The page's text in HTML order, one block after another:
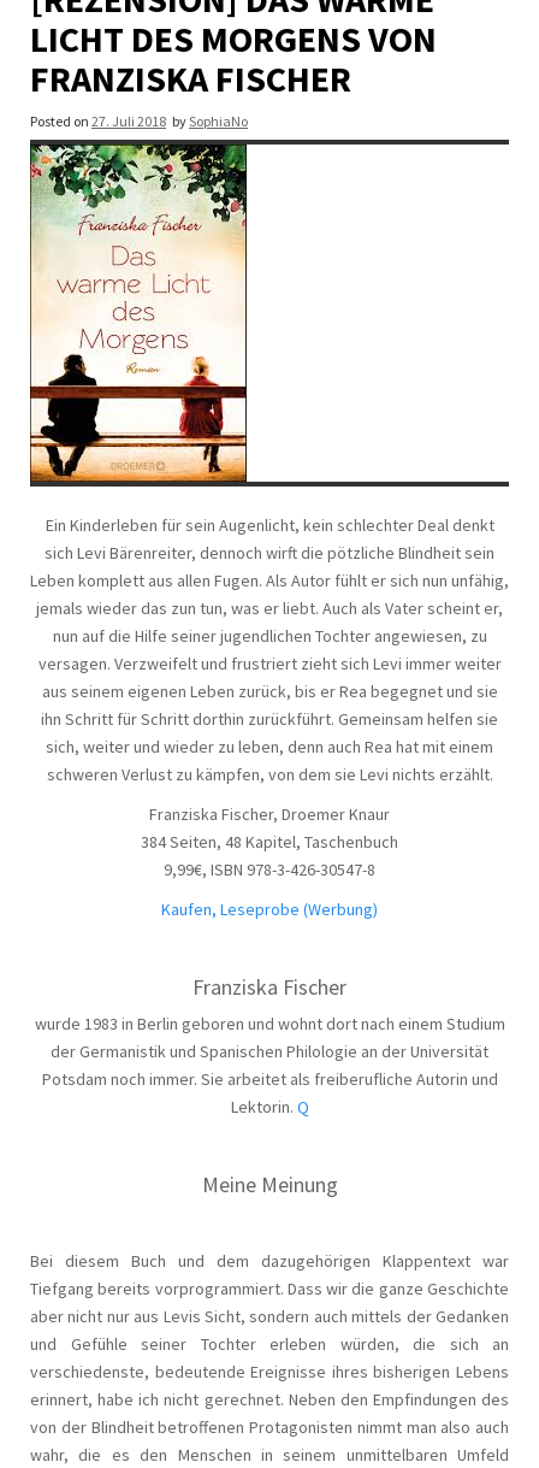
LICHT DES MORGENS VON
FRANZISKA FISCHER
Posted on 27. Juli 2018 bySophiaNo
Ein Kinderleben für sein Augenlicht, kein schlechter Deal denkt
sich Levi Bärenreiter, dennoch wirft die pötzliche Blindheit sein
Leben komplett aus allen Fugen. Als Autor fühlt er sich nun unfähig,
jemals wieder das zun tun, was er liebt. Auch als Vater scheint er,
nun auf die Hilfe seiner jugendlichen Tochter angewiesen, zu
versagen. Verzweifelt und frustriert zieht sich Levi immer weiter
aus seinem eigenen Leben zurück, bis er Rea begegnet und sie
ihn Schritt für Schritt dorthin zurückführt. Gemeinsam helfen sie
sich, weiter und wieder zu leben, denn auch Rea hat mit einem
schweren Verlust zu kämpfen, von dem sie Levi nichts erzählt.
Franziska Fischer, Droemer Knaur
384 Seiten, 48 Kapitel, Taschenbuch
9,99€, ISBN 978-3-426-30547-8
Kaufen, Leseprobe (Werbung)
Franziska Fischer
wurde 1983 in Berlin geboren und wohnt dort nach einem Studium
der Germanistik und Spanischen Philologie an der Universität
Potsdam noch immer. Sie arbeitet als freiberufliche Autorin und
Lektorin. Q
Meine Meinung
Bei diesem Buch und dem dazugehörigen Klappentext war
Tiefgang bereits vorprogrammiert. Dass wir die ganze Geschichte
aber nicht nur aus Levis Sicht, sondern auch mittels der Gedanken
und Gefühle seiner Tochter erleben würden, die sich an
verschiedenste, bedeutende Ereignisse ihres bisherigen Lebens
erinnert, habe ich nicht gerechnet. Neben den Empfindungen des
von der Blindheit betroffenen Protagonisten nimmt man also auch
wahr, die es den Menschen in seinem unmittelbaren Umfeld